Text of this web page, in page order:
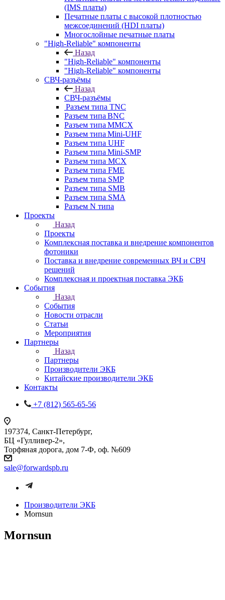
(IMS платы)
Печатные платы с высокой плотностью
межсоединений (HDI платы)
Многослойные печатные платы
"High-Reliable" компоненты
Назад
"High-Reliable" компоненты
"High-Reliable" компоненты
СВЧ-разъёмы
Назад
СВЧ-разъёмы
Разъем типа TNC
Разъем типа BNC
Разъем типа MMCX
Разъем типа Mini-UHF
Разъем типа UHF
Разъем типа Mini-SMP
Разъем типа MCX
Разъем типа FME
Разъем типа SMP
Разъем типа SMB
Разъем типа SMA
Разъем N типа
Проекты
Назад
Проекты
Комплексная поставка и внедрение компонентов
фотоники
Поставка и внедрение современных ВЧ и СВЧ
решений
Комплексная и проектная поставка ЭКБ
События
Назад
События
Новости отрасли
Статьи
Мероприятия
Партнеры
Назад
Партнеры
Производители ЭКБ
Китайские производители ЭКБ
Контакты
+7 (812) 565-65-56
197374, Санкт-Петербург,
БЦ «Гулливер-2»,
Торфяная дорога, дом 7-Ф, оф. №609
sale@forwardspb.ru
Производители ЭКБ
Mornsun
Mornsun